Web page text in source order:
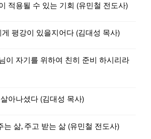
적용될 수 있는 기회 (유민철 전도사)
평강이 있을지어다 (김대성 목사)
이 자기를 위하여 친히 준비 하시리라
아나셨다 (김대성 목사)
는 삶, 주고 받는 삶 (유민철 전도사)